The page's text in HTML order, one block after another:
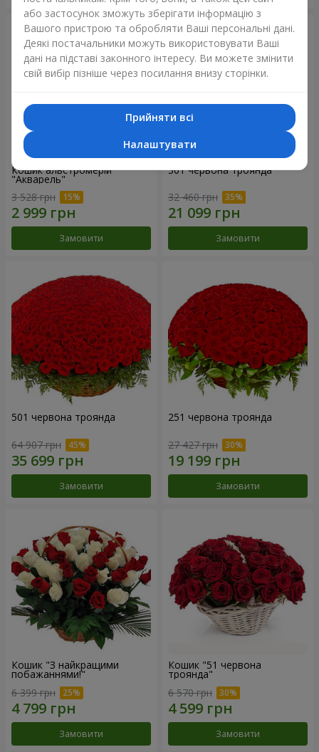
Кошик альстромерій
"Акварель"
3 528 грн
Замовити
301 червона троянда
32 460 грн
Замовити
501 червона троянда
64 907 грн
Замовити
251 червона троянда
27 427 грн
Замовити
Кошик "З найкращими
побажаннями!"
6 399 грн
Замовити
Кошик "51 червона
троянда"
6 570 грн
Замовити
або застосунок зможуть зберігати інформацію з
Вашого пристрою та обробляти Ваші персональні дані.
Деякі постачальники можуть використовувати Ваші
дані на підставі законного інтересу. Ви можете змінити
свій вибір пізніше через посилання внизу сторінки.
Прийняти всі
Налаштувати